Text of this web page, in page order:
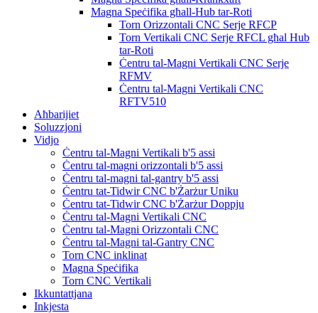
Magna Speċifika għall-Hub tar-Roti
Torn Orizzontali CNC Serje RFCP
Torn Vertikali CNC Serje RFCL għal Hub
tar-Roti
Ċentru tal-Magni Vertikali CNC Serje
RFMV
Ċentru tal-Magni Vertikali CNC
RFTV510
Aħbarijiet
Soluzzjoni
Vidjo
Ċentru tal-Magni Vertikali b'5 assi
Ċentru tal-magni orizzontali b'5 assi
Ċentru tal-magni tal-gantry b'5 assi
Ċentru tat-Tidwir CNC b'Żarżur Uniku
Ċentru tat-Tidwir CNC b'Żarżur Doppju
Ċentru tal-Magni Vertikali CNC
Ċentru tal-Magni Orizzontali CNC
Ċentru tal-Magni tal-Gantry CNC
Torn CNC inklinat
Magna Speċifika
Torn CNC Vertikali
Ikkuntattjana
Inkjesta